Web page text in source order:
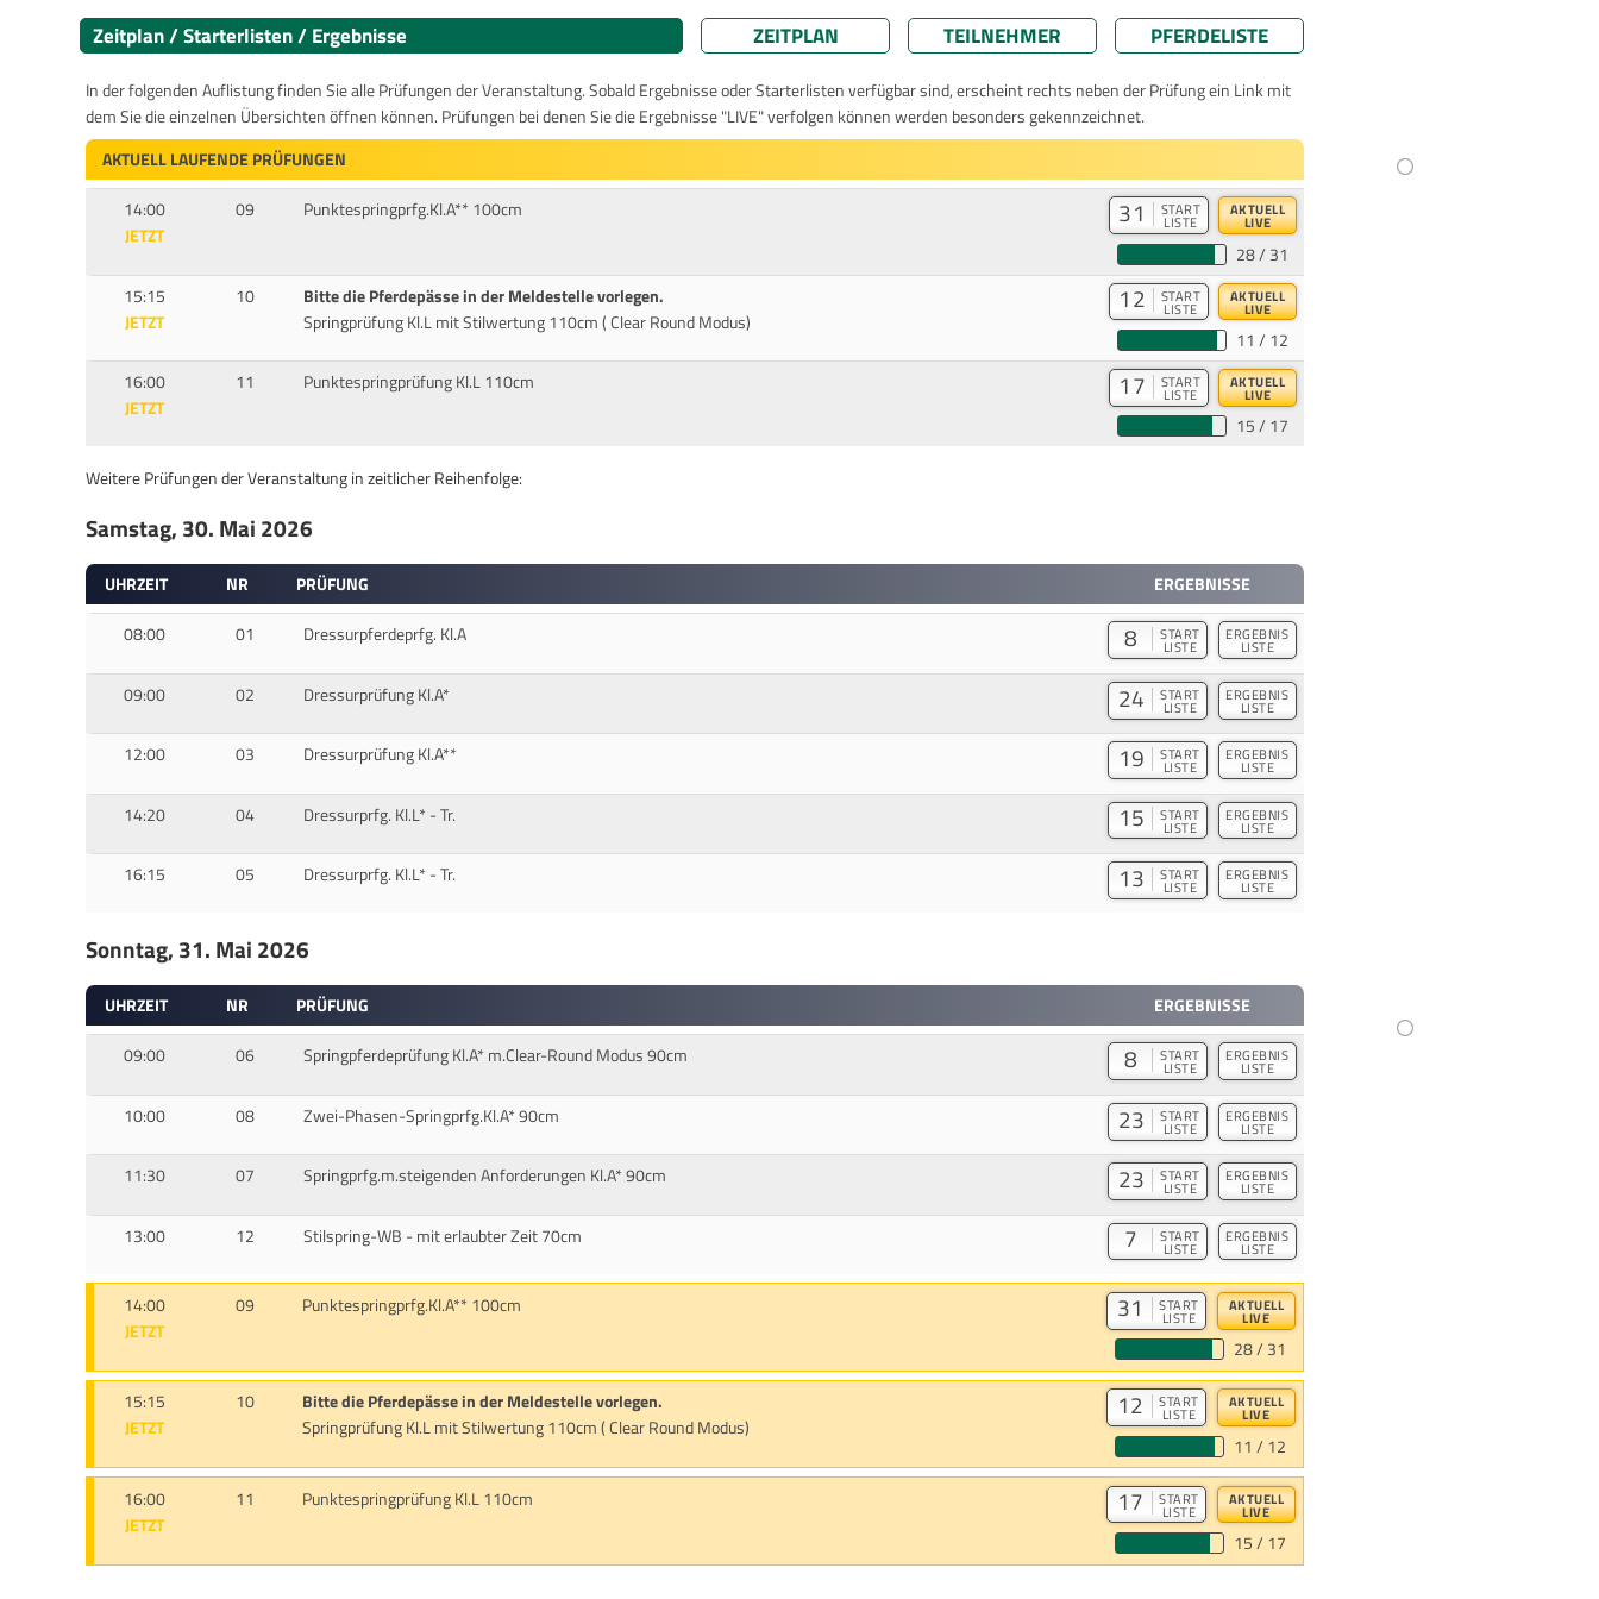
Zeitplan / Starterlisten / Ergebnisse ZEITPLAN TEILNEHMER PFERDELISTE
In der folgenden Auflistung finden Sie alle Prüfungen der Veranstaltung. Sobald Ergebnisse oder Starterlisten verfügbar sind, erscheint rechts neben der Prüfung ein Link mit
dem Sie die einzelnen Übersichten öffnen können. Prüfungen bei denen Sie die Ergebnisse "LIVE" verfolgen können werden besonders gekennzeichnet.
AKTUELL LAUFENDE PRÜFUNGEN
14:00
JETZT
09 Punktespringprfg.Kl.A** 100cm 31 START
LISTE
AKTUELL
LIVE
28 / 31
15:15
JETZT
10
Bitte die Pferdepässe in der Meldestelle vorlegen.
Springprüfung Kl.L mit Stilwertung 110cm ( Clear Round Modus)
12 START
LISTE
AKTUELL
LIVE
11 / 12
16:00
JETZT
11 Punktespringprüfung Kl.L 110cm 17 START
LISTE
AKTUELL
LIVE
15 / 17
Weitere Prüfungen der Veranstaltung in zeitlicher Reihenfolge:
Samstag, 30. Mai 2026
UHRZEIT NR PRÜFUNG
ERGEBNISSE
08:00
01 Dressurpferdeprfg. Kl.A 8 START
LISTE
ERGEBNIS
LISTE
09:00 02 Dressurprüfung Kl.A* 24 START
LISTE
ERGEBNIS
LISTE
12:00 03 Dressurprüfung Kl.A** 19 START
LISTE
ERGEBNIS
LISTE
14:20 04 Dressurprfg. Kl.L* - Tr. 15 START
LISTE
ERGEBNIS
LISTE
16:15 05 Dressurprfg. Kl.L* - Tr. 13 START
LISTE
ERGEBNIS
LISTE
Sonntag, 31. Mai 2026
UHRZEIT NR PRÜFUNG
ERGEBNISSE
09:00
06 Springpferdeprüfung Kl.A* m.Clear-Round Modus 90cm 8 START
LISTE
ERGEBNIS
LISTE
10:00 08 Zwei-Phasen-Springprfg.Kl.A* 90cm 23 START
LISTE
ERGEBNIS
LISTE
11:30 07 Springprfg.m.steigenden Anforderungen Kl.A* 90cm 23 START
LISTE
ERGEBNIS
LISTE
13:00 12 Stilspring-WB - mit erlaubter Zeit 70cm 7 START
LISTE
ERGEBNIS
LISTE
14:00
JETZT
09 Punktespringprfg.Kl.A** 100cm 31 START
LISTE
AKTUELL
LIVE
28 / 31
15:15
JETZT
10
Bitte die Pferdepässe in der Meldestelle vorlegen.
Springprüfung Kl.L mit Stilwertung 110cm ( Clear Round Modus)
12 START
LISTE
AKTUELL
LIVE
11 / 12
16:00
JETZT
11 Punktespringprüfung Kl.L 110cm 17 START
LISTE
AKTUELL
LIVE
15 / 17